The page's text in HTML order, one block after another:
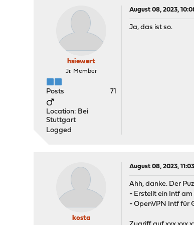
hsiewert
Jr. Member
Posts 71
Location: Bei
Stuttgart
Logged
August 08, 2023,
Ja, das ist so.
kosta
August 08, 2023,
Ahh, danke. Der
- Erstellt ein Intf
- OpenVPN Intf für